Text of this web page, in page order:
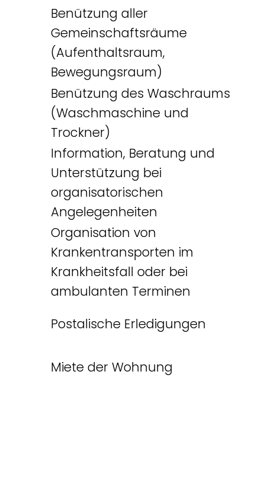
Benützung aller
Gemeinschaftsräume
(Aufenthaltsraum,
Bewegungsraum)
Benützung des Waschraums
(Waschmaschine und
Trockner)
Information, Beratung und
Unterstützung bei
organisatorischen
Angelegenheiten
Organisation von
Krankentransporten im
Krankheitsfall oder bei
ambulanten Terminen
Postalische Erledigungen
Miete der Wohnung